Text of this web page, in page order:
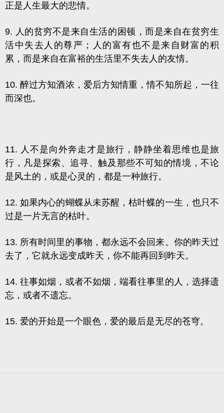
正是人生最大的悲情。
9. 人的贫穷不是来自生活的困顿，而是来自在贫穷生
活中失去人的尊严；人的富有也不是来自财富的积
累，而是来自在富裕的生活里不失去人的友情。
10. 醉过方知酒浓，爱后方知情重，情不知所起，一往
而深也。
11. 人不是向外奔走才是旅行，静静坐着思维也是旅
行，凡是探索、追寻、触及那些不可知的情境，不论
是风土的，或是心灵的，都是一种旅行。
12. 如果内心的蝴蝶从未苏醒，枯叶蝶的一生，也只不
过是一片无言的枯叶。
13. 所有时间里的事物，都永远不会回来。你的昨天过
去了，它就永远变成昨天，你不能再回到昨天。
14. 往事如烟，或者不如烟，端看往事里的人，选择遗
忘，或者不遗忘。
15. 爱的开始是一个眼色，爱的最后是无尽的苍穹。